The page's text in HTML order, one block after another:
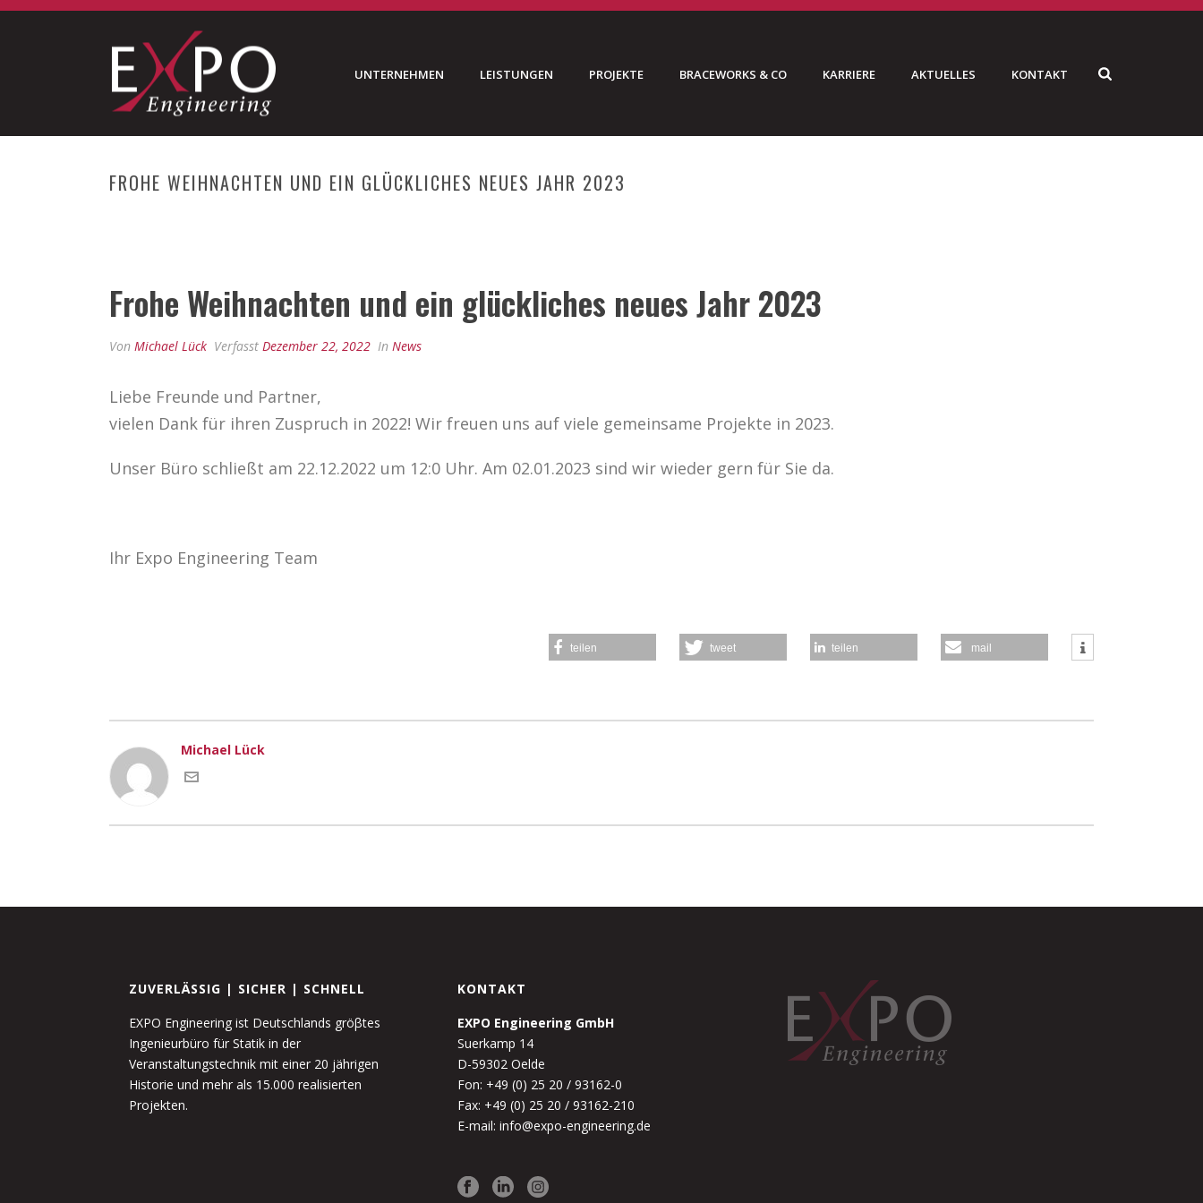
UNTERNEHMEN LEISTUNGEN PROJEKTE BRACEWORKS & CO KARRIERE AKTUELLES KONTAKT
FROHE WEIHNACHTEN UND EIN GLÜCKLICHES NEUES JAHR 2023
Frohe Weihnachten und ein glückliches neues Jahr 2023
Von Michael Lück Verfasst Dezember 22, 2022 In News
Liebe Freunde und Partner,
vielen Dank für ihren Zuspruch in 2022! Wir freuen uns auf viele gemeinsame Projekte in 2023.
Unser Büro schließt am 22.12.2022 um 12:0 Uhr. Am 02.01.2023 sind wir wieder gern für Sie da.
Ihr Expo Engineering Team
teilen tweet teilen mail
Michael Lück
ZUVERLÄSSIG | SICHER | SCHNELL
EXPO Engineering ist Deutschlands gröβtes
Ingenieurbüro für Statik in der
Veranstaltungstechnik mit einer 20 jährigen
Historie und mehr als 15.000 realisierten
Projekten.
KONTAKT
EXPO Engineering GmbH
Suerkamp 14
D-59302 Oelde
Fon: +49 (0) 25 20 / 93162-0
Fax: +49 (0) 25 20 / 93162-210
E-mail: info@expo-engineering.de